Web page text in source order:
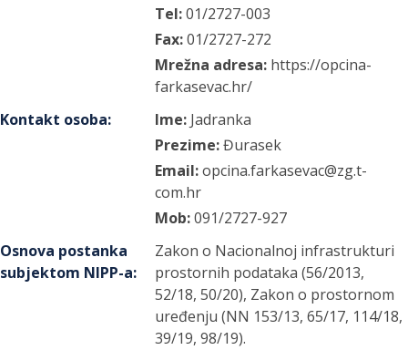
Tel:01/2727-003
Fax:01/2727-272
Mrežna adresa: https://opcina-
farkasevac.hr/
Kontakt osoba: Ime: Jadranka
Prezime:Đurasek
Email:opcina.farkasevac@zg.t-
com.hr
Mob:091/2727-927
Osnova postanka
subjektom NIPP-a:
Zakon o Nacionalnoj infrastrukturi
prostornih podataka (56/2013,
52/18, 50/20), Zakon o prostornom
uređenju (NN 153/13, 65/17, 114/18,
39/19, 98/19).